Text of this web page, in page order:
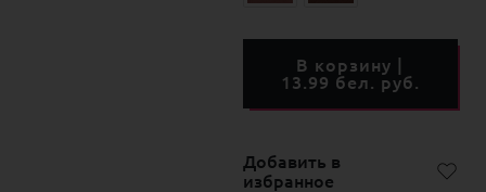
В корзину |
13.99 бел. руб.
Добавить в
избранное